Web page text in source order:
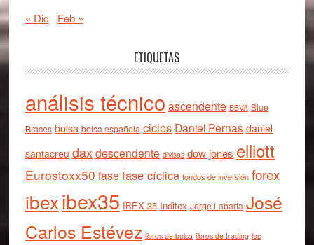
« Dic Feb »
ETIQUETAS
análisis técnico ascendente BBVA Blue
Braces bolsa bolsa española ciclos Daniel Pernas daniel
santacreu daxdescendente divisas dow jones elliott
Eurostoxx50 fasefase cíclica fondos de inversión forex
ibexibex35 IBEX 35 Inditex Jorge Labarta José
Carlos Estévez libros de bolsa libros de trading los